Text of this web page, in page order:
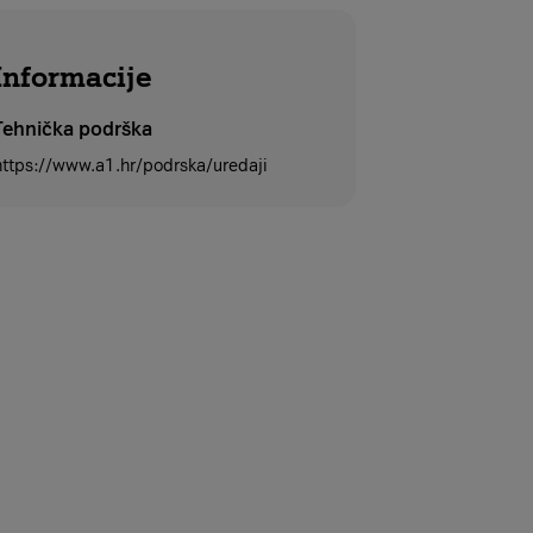
podrška
www.a1.hr/podrska/uredaji